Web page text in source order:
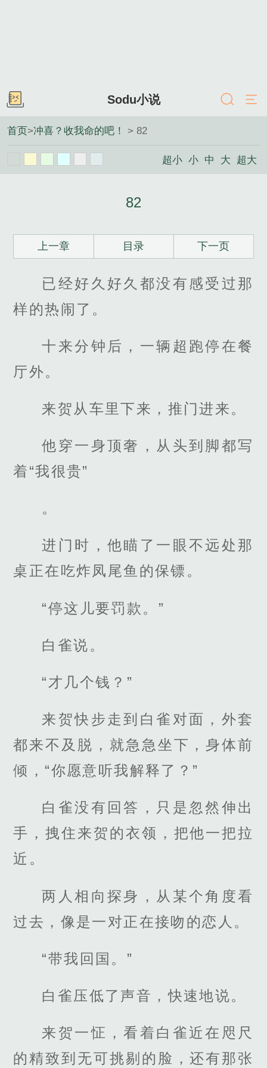
Sodu小说
首页>冲喜？收我命的吧！ > 82
超小 小 中 大 超大
82
上一章 目录 下一页
已经好久好久都没有感受过那
样的热闹了。
十来分钟后，一辆超跑停在餐
厅外。
来贺从车里下来，推门进来。
他穿一身顶奢，从头到脚都写
着“我很贵”
。
进门时，他瞄了一眼不远处那
桌正在吃炸凤尾鱼的保镖。
“停这儿要罚款。”
白雀说。
“才几个钱？”
来贺快步走到白雀对面，外套
都来不及脱，就急急坐下，身体前
倾，“你愿意听我解释了？”
白雀没有回答，只是忽然伸出
手，拽住来贺的衣领，把他一把拉
近。
两人相向探身，从某个角度看
过去，像是一对正在接吻的恋人。
“带我回国。”
白雀压低了声音，快速地说。
来贺一怔，看着白雀近在咫尺
的精致到无可挑剔的脸，还有那张